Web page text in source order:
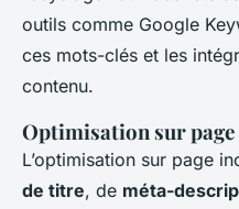
outils comme Google
ces mots-clés et les
contenu.
Optimisation sur page
L’optimisation sur page
de titre, de méta-